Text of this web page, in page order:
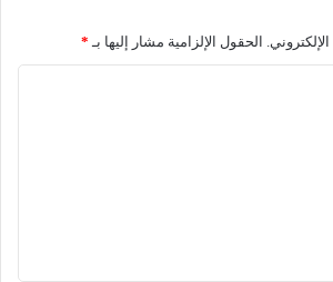
الحقول الإلزامية مشار إليها بـ *